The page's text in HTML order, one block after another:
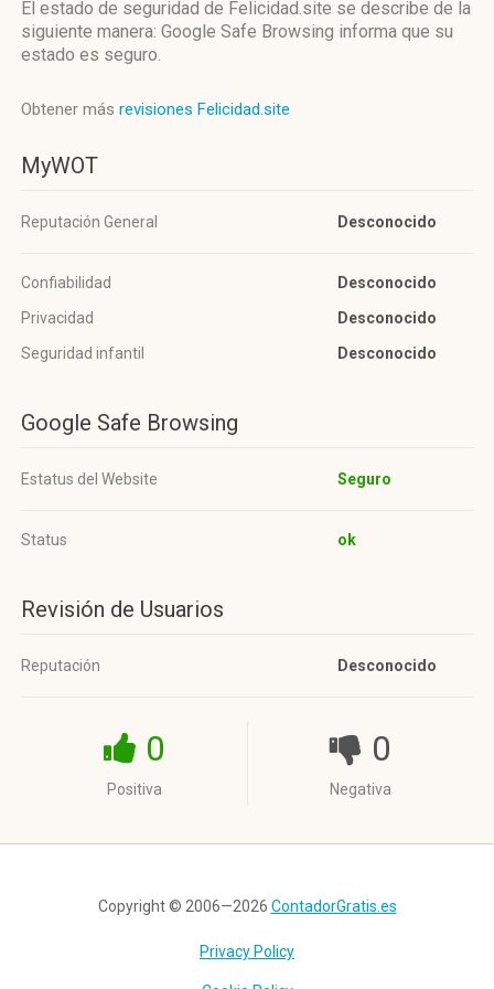
El estado de seguridad de Felicidad.site se describe de la
siguiente manera: Google Safe Browsing informa que su
estado es seguro.
Obtener más revisiones Felicidad.site
MyWOT
Reputación General Desconocido
Confiabilidad
Desconocido
Privacidad
Desconocido
Seguridad infantil
Desconocido
Google Safe Browsing
Estatus del Website Seguro
Status ok
Revisión de Usuarios
Reputación Desconocido
0
Positiva
0
Negativa
Copyright © 2006—2026 ContadorGratis.es
Privacy Policy